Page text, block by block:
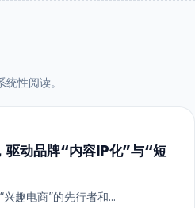
性阅读。
驱动品牌“内容IP化”与“短
趣电商”的先行者和...